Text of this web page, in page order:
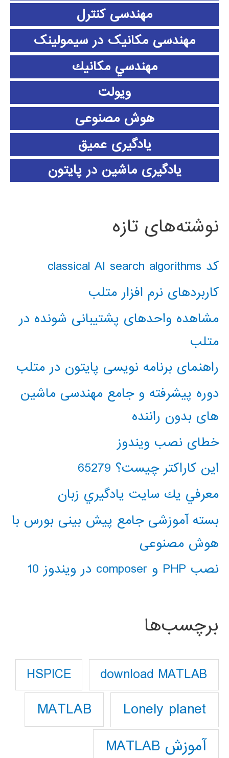
مهندسی کنترل
مهندسی مکانیک در سیمولینک
مهندسي مكانيك
ویولت
هوش مصنوعی
یادگیری عمیق
یادگیری ماشین در پایتون
نوشته‌های تازه
کد classical AI search algorithms
کاربردهای نرم افزار متلب
مشاهده واحدهای پشتیبانی شونده در
متلب
راهنمای برنامه نویسی پایتون در متلب
دوره پیشرفته و جامع مهندسی ماشین
های بدون راننده
خطای نصب ویندوز
این کاراکتر چیست؟ 65279
معرفي يك سايت يادگيري زبان
بسته آموزشی جامع پیش بینی بورس با
هوش مصنوعی
نصب PHP و composer در ویندوز 10
برچسب‌ها
download MATLAB
HSPICE
Lonely planet
MATLAB
آموزش MATLAB